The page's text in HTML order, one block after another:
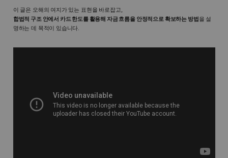
이 글은 오해의 여지가 있는 표현을 바로잡고,
합법적 구조 안에서 카드 한도를 활용해 자금 흐름을 안정적으로 확보하는 방법을 설
명하는 데 목적이 있습니다.